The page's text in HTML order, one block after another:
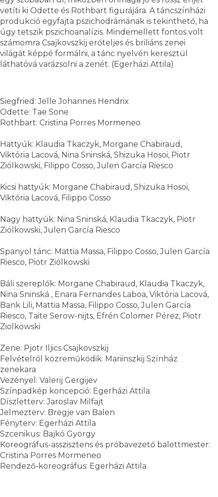
vetíti ki Odette és Rothbart figurájára. A táncszínházi
produkció egyfajta pszichodrámának is tekinthető, ha
úgy tetszik pszichoanalízis. Mindemellett fontos volt
számomra Csajkovszkij erőteljes és briliáns zenei
világát képpé formálni, a tánc nyelvén keresztül
láthatóvá varázsolni a zenét. (Egerházi Attila)
Siegfried: Jelle Johannes Hendrix
Odette: Tae Sone
Rothbart: Cristina Porres Mormeneo
Hattyúk: Klaudia Tkaczyk, Morgane Chabiraud,
Viktória Lacová, Nina Sninská, Shizuka Hosoi, Piotr
Ziólkowski, Filippo Cosso, Julen García Riesco
Kicsi hattyúk: Morgane Chabiraud, Shizuka Hosoi,
Viktória Lacová, Filippo Cosso
Nagy hattyúk: Nina Sninská, Klaudia Tkaczyk, Piotr
Ziólkowski, Julen García Riesco
Spanyol tánc: Mattia Massa, Filippo Cosso, Julen García
Riesco, Piotr Ziólkowski
Báli szereplők: Morgane Chabiraud, Klaudia Tkaczyk,
Nina Sninská , Enara Fernandes Laboa, Viktória Lacová,
Bank Lili, Mattia Massa, Filippo Cosso, Julen García
Riesco, Taite Serow-nijts, Efrén Colomer Pérez, Piotr
Ziolkowski
Zene: Pjotr Iljics Csajkovszkij
Felvételről közreműködik: Mariinszkij Színház
zenekara
Vezényel: Valerij Gergijev
Színpadkép koncepció: Egerházi Attila
Díszletterv: Jaroslav Milfajt
Jelmezterv: Bregje van Balen
Fényterv: Egerházi Attila
Szcenikus: Bajkó György
Koreográfus-asszisztens és próbavezető balettmester:
Cristina Porres Mormeneo
Rendező-koreográfus: Egerházi Attila